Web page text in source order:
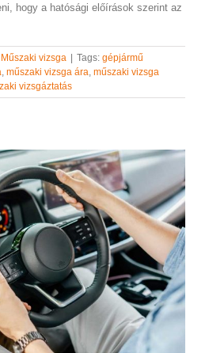
hogy a hatósági előírások szerint az
Műszaki vizsga | Tags: gépjármű
műszaki vizsga ára műszaki vizsga
vizsgáztatás